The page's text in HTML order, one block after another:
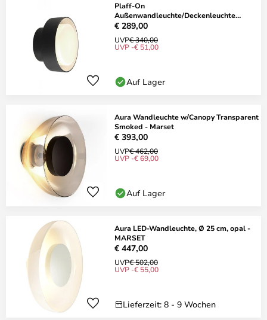
Plaff-On
Außenwandleuchte/Deckenleuchte
Schwarz - Marset
€ 289,00
UVP€ 340,00
UVP -€ 51,00
Auf Lager
Aura Wandleuchte w/Canopy Transparent
Smoked - Marset
€ 393,00
UVP€ 462,00
UVP -€ 69,00
Auf Lager
Aura LED-Wandleuchte, Ø 25 cm, opal -
MARSET
€ 447,00
UVP€ 502,00
UVP -€ 55,00
Lieferzeit: 8 - 9 Wochen